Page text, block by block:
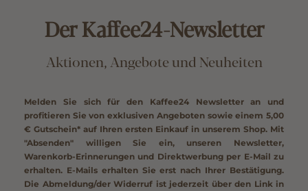
Der Kaffee24-Newsletter
Aktionen, Angebote und Neuheiten
Melden Sie sich für den Kaffee24 Newsletter an und
profitieren Sie von exklusiven Angeboten sowie einem 5,00
€ Gutschein* auf Ihren ersten Einkauf in unserem Shop. Mit
"Absenden" willigen Sie ein, unseren Newsletter,
Warenkorb-Erinnerungen und Direktwerbung per E-Mail zu
erhalten. E-Mails erhalten Sie erst nach Ihrer Bestätigung.
Die Abmeldung/der Widerruf ist jederzeit über den Link in